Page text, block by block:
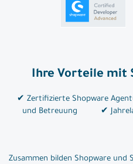
Ihre Vorteile mit
✔ Zertifizierte Shopware
und Betreuung ✔
Zusammen bilden Shopware und